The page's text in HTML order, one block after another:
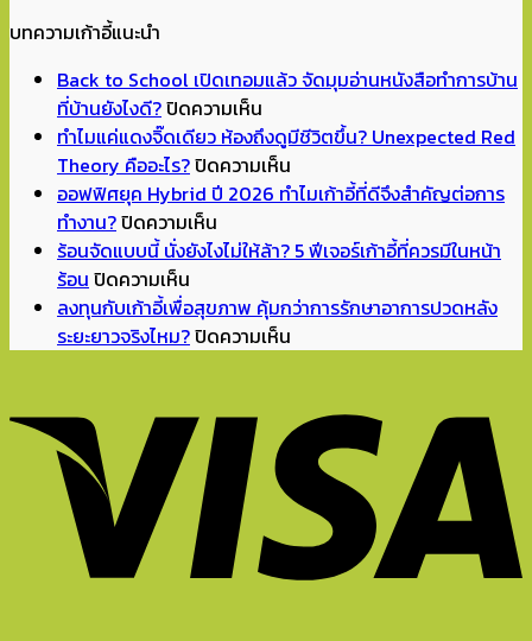
บทความเก้าอี้แนะนำ
Back to School เปิดเทอมแล้ว จัดมุมอ่านหนังสือทำการบ้าน
ที่บ้านยังไงดี?ปิดความเห็น
Back
to
School
เทอม
จัด
มุม
ทำการ
บ้าน
บ้าน
ยัง
ทำไมแค่แดงจิ๊ดเดียว ห้องถึงดูมีชีวิตขึ้น? Unexpected Red
Theory คืออะไร?ปิดความเห็น
ทำไม
แดง
เดียว
มี
ชีวิต
ขึ้น?
Unexpected
Theory
ออฟฟิศยุค Hybrid ปี 2026 ทำไมเก้าอี้ที่ดีจึงสำคัญต่อการ
ทำงาน?ปิดความเห็น
ออฟฟิศ
Hybrid
ปี
เก้าอี้
สำคัญ
ต่อ
ร้อนจัดแบบนี้ นั่งยังไงไม่ให้ล้า? 5 ฟีเจอร์เก้าอี้ที่ควรมีในหน้า
ร้อน ปิดความเห็น
ร้อน
จัด
นั่ง
ยัง
ไง
ไม่
ให้
ล้า?
ลงทุนกับเก้าอี้เพื่อสุขภาพ คุ้มกว่าการรักษาอาการปวดหลัง
ระยะยาวจริงไหม?ปิดความเห็น
เก้าอี้
เพื่อ
สุขภาพ
คุ้ม